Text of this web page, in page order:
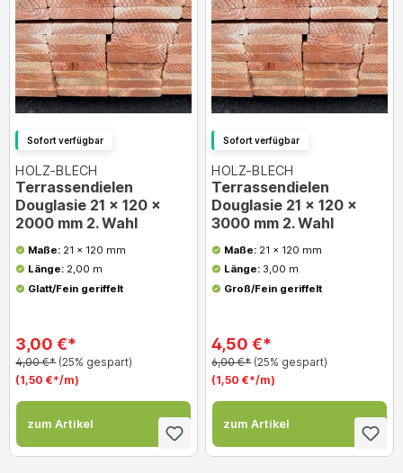
Sofort verfügbar
HOLZ-BLECH
Terrassendielen
Douglasie 21 x 120 x
2000 mm 2. Wahl
Maße:21 x 120 mm
Länge:2,00 m
Glatt/Fein geriffelt
3,00 €*
4,00 €* (25% gespart)
(1,50 €*/m)
zum Artikel
Sofort verfügbar
HOLZ-BLECH
Terrassendielen
Douglasie 21 x 120 x
3000 mm 2. Wahl
Maße:21 x 120 mm
Länge: 3,00 m
Groß/Fein geriffelt
4,50 €*
6,00 €* (25% gespart)
(1,50 €*/m)
zum Artikel